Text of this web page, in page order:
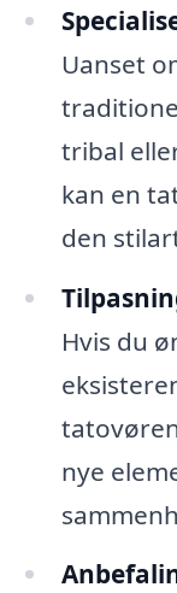
Uanset
tribal
kan en
den
Hvis du
nye